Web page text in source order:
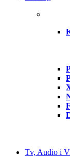
Tv, Audio i